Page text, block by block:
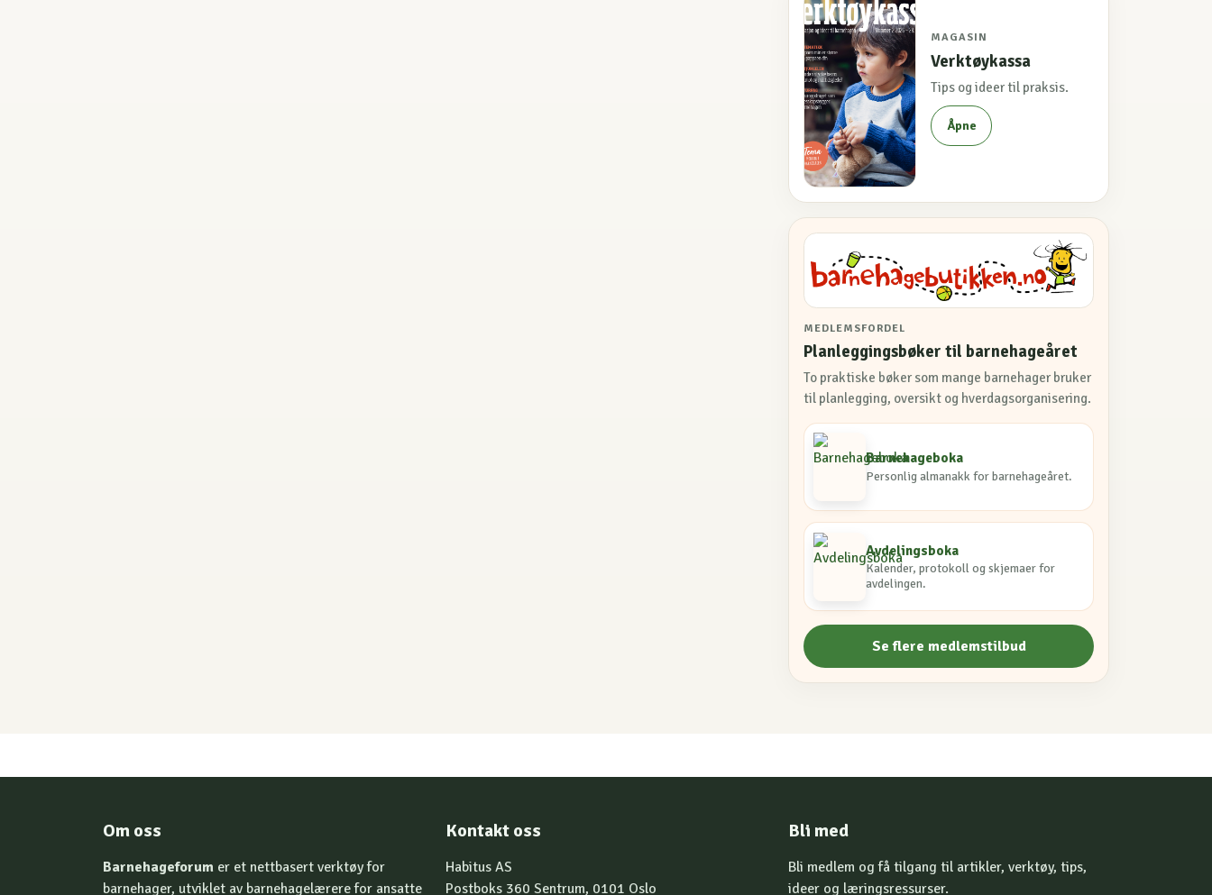
MAGASIN
Verktøykassa
Tips og ideer til praksis.
Åpne
MEDLEMSFORDEL
Planleggingsbøker til barnehageåret
To praktiske bøker som mange barnehager bruker
til planlegging, oversikt og hverdagsorganisering.
Barnehageboka
Personlig almanakk for barnehageåret.
Avdelingsboka
Kalender, protokoll og skjemaer for
avdelingen.
Se flere medlemstilbud
Om oss
Barnehageforum er et nettbasert verktøy for
barnehager, utviklet av barnehagelærere for ansatte
Kontakt oss
Habitus AS
Postboks 360 Sentrum, 0101 Oslo
Bli med
Bli medlem og få tilgang til artikler, verktøy, tips,
ideer og læringsressurser.